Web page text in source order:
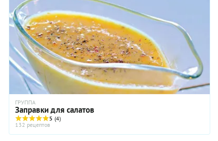
ГРУППА
Заправки для салатов
5 (4)
132 рецептов